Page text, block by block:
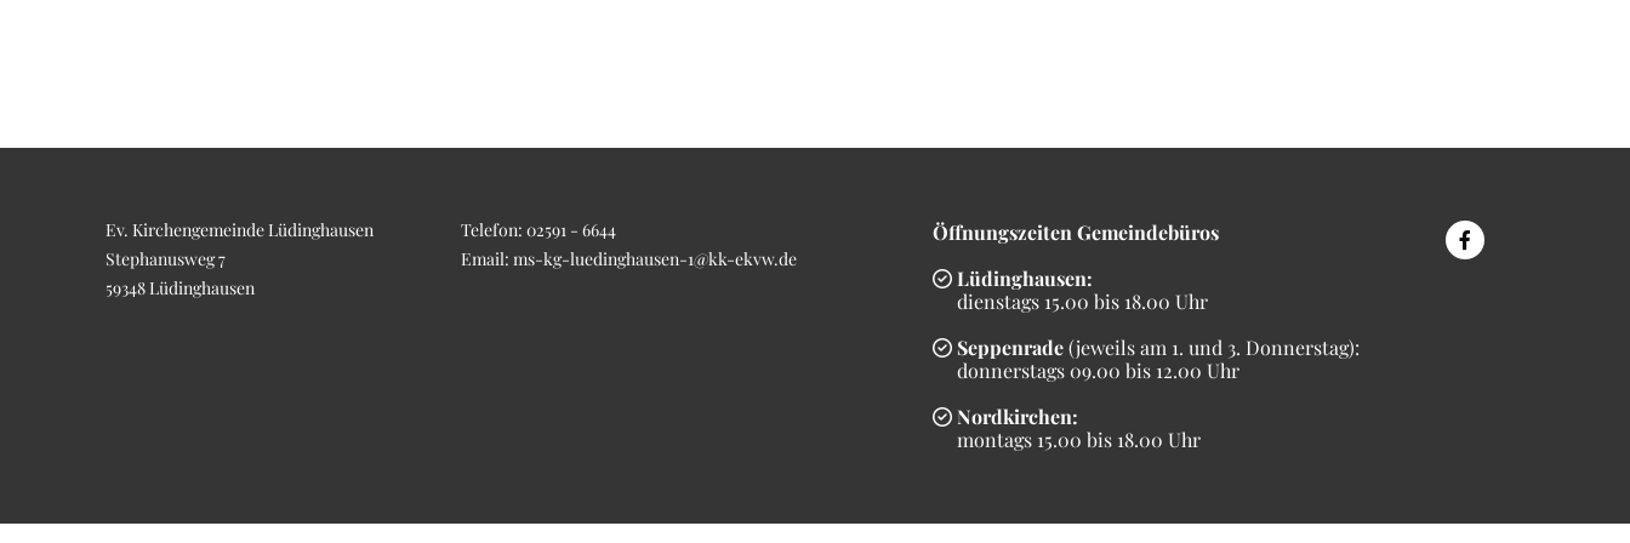
Ev. Kirchengemeinde Lüdinghausen
Stephanusweg 7
59348 Lüdinghausen
Telefon: 02591 - 6644
Email: ms-kg-luedinghausen-1@kk-ekvw.de
Öffnungszeiten Gemeindebüros
 Lüdinghausen:
dienstags 15.00 bis 18.00 Uhr
 Seppenrade(jeweils am 1. und 3. Donnerstag):
donnerstags 09.00 bis 12.00 Uhr
 Nordkirchen:
montags 15.00 bis 18.00 Uhr